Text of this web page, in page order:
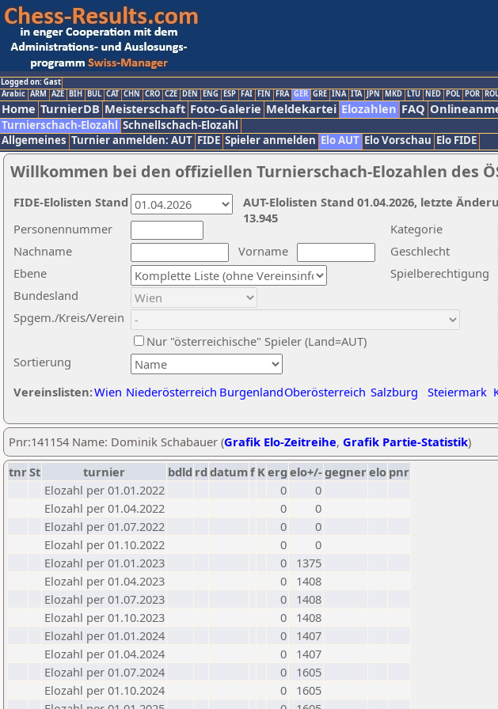
Logged on: Gast
Arabic ARM AZE BIH BUL CAT CHN CRO CZE DEN ENG ESP FAI FIN FRA GER GRE INA ITA JPN MKD LTU NED POL POR
Home TurnierDB Meisterschaft Foto-Galerie Meldekartei Elozahlen FAQ
Turnierschach-Elozahl Schnellschach-Elozahl
Allgemeines Turnier anmelden: AUT FIDE Spieler anmelden Elo AUT Elo Vorschau Elo FIDE
Willkommen bei den offiziellen Turnierschach-Elozahlen des
Nachname
Vorname
Ebene
Kategorie
Sortierung
Personennummer
Bundesland
Spgem./Kreis/Verein
Geschlecht
Nur "österreichische" Spieler (Land=AUT)
Spielberechtigung
Vereinslisten:Wien Niederösterreich BurgenlandOberösterreich Salzburg Steiermark
AUT-Elolisten Stand 01.04.2026, letzte
13.945
FIDE-Elolisten Stand
Pnr:141154 Name: Dominik Schabauer (Grafik Elo-Zeitreihe, Grafik Partie-Statistik)
tnrSt turnier bdld rd datumf Kerg elo+/-gegnerelo pnr
Elozahl per 01.01.2022
0
0
Elozahl per 01.04.2022
0
0
Elozahl per 01.07.2022
0
0
Elozahl per 01.10.2022
0
0
Elozahl per 01.01.2023
0
1375
Elozahl per 01.04.2023
0
1408
Elozahl per 01.07.2023
0
1408
Elozahl per 01.10.2023
0
1408
Elozahl per 01.01.2024
0
1407
Elozahl per 01.04.2024
0
1407
Elozahl per 01.07.2024
0
1605
Elozahl per 01.10.2024
0
1605